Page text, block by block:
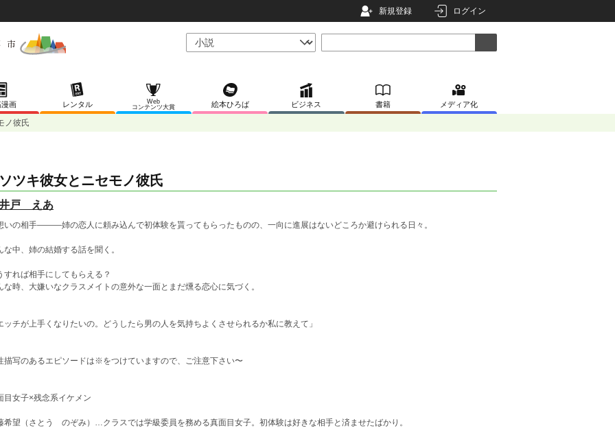
新規登録 ログイン
画 レンタル
Web
コンテンツ大賞
絵本ひろば ビジネス 書籍 メディア化
ノ彼氏
ツキ彼女とニセモノ彼氏
戸 えあ
いの相手———姉の恋人に頼み込んで初体験を貰ってもらったものの、一向に進展はないどころか避けられる日々。
な中、姉の結婚する話を聞く。
すれば相手にしてもらえる？
な時、大嫌いなクラスメイトの意外な一面とまだ燻る恋心に気づく。
ッチが上手くなりたいの。どうしたら男の人を気持ちよくさせられるか私に教えて」
描写のあるエピソードは※をつけていますので、ご注意下さい〜
目女子×残念系イケメン
希望（さとう のぞみ）…クラスでは学級委員を務める真面目女子。初体験は好きな相手と済ませたばかり。